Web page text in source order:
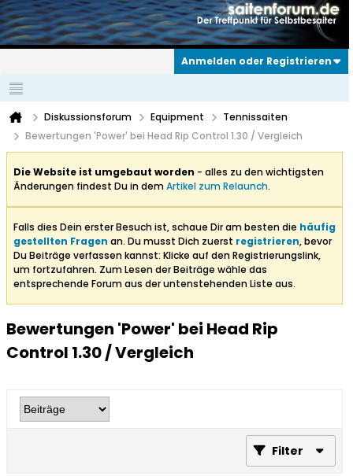
Anmelden oder Registrieren
Diskussionsforum Equipment
Tennissaiten
Bewertungen 'Power' bei Head Rip Control 1.30 / Vergleich
Die Website ist umgebaut worden - alles zu den wichtigsten
Änderungen findest Du in demArtikel zum Relaunch.
Falls dies Dein erster Besuch ist, schaue Dir am besten die häufig
gestellten Fragen an. Du musst Dich zuerst registrieren, bevor
Du Beiträge verfassen kannst: Klicke auf den Registrierungslink,
um fortzufahren. Zum Lesen der Beiträge wähle das
entsprechende Forum aus der untenstehenden Liste aus.
Bewertungen 'Power' bei Head Rip
Control 1.30 / Vergleich
Filter